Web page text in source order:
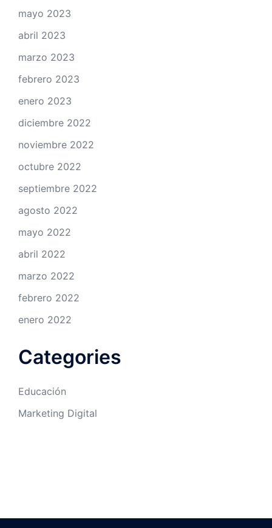
mayo 2023
abril 2023
marzo 2023
febrero 2023
enero 2023
diciembre 2022
noviembre 2022
octubre 2022
septiembre 2022
agosto 2022
mayo 2022
abril 2022
marzo 2022
febrero 2022
enero 2022
Categories
Educación
Marketing Digital